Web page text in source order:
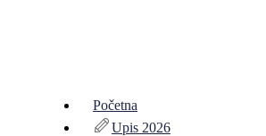
Početna
Upis 2026